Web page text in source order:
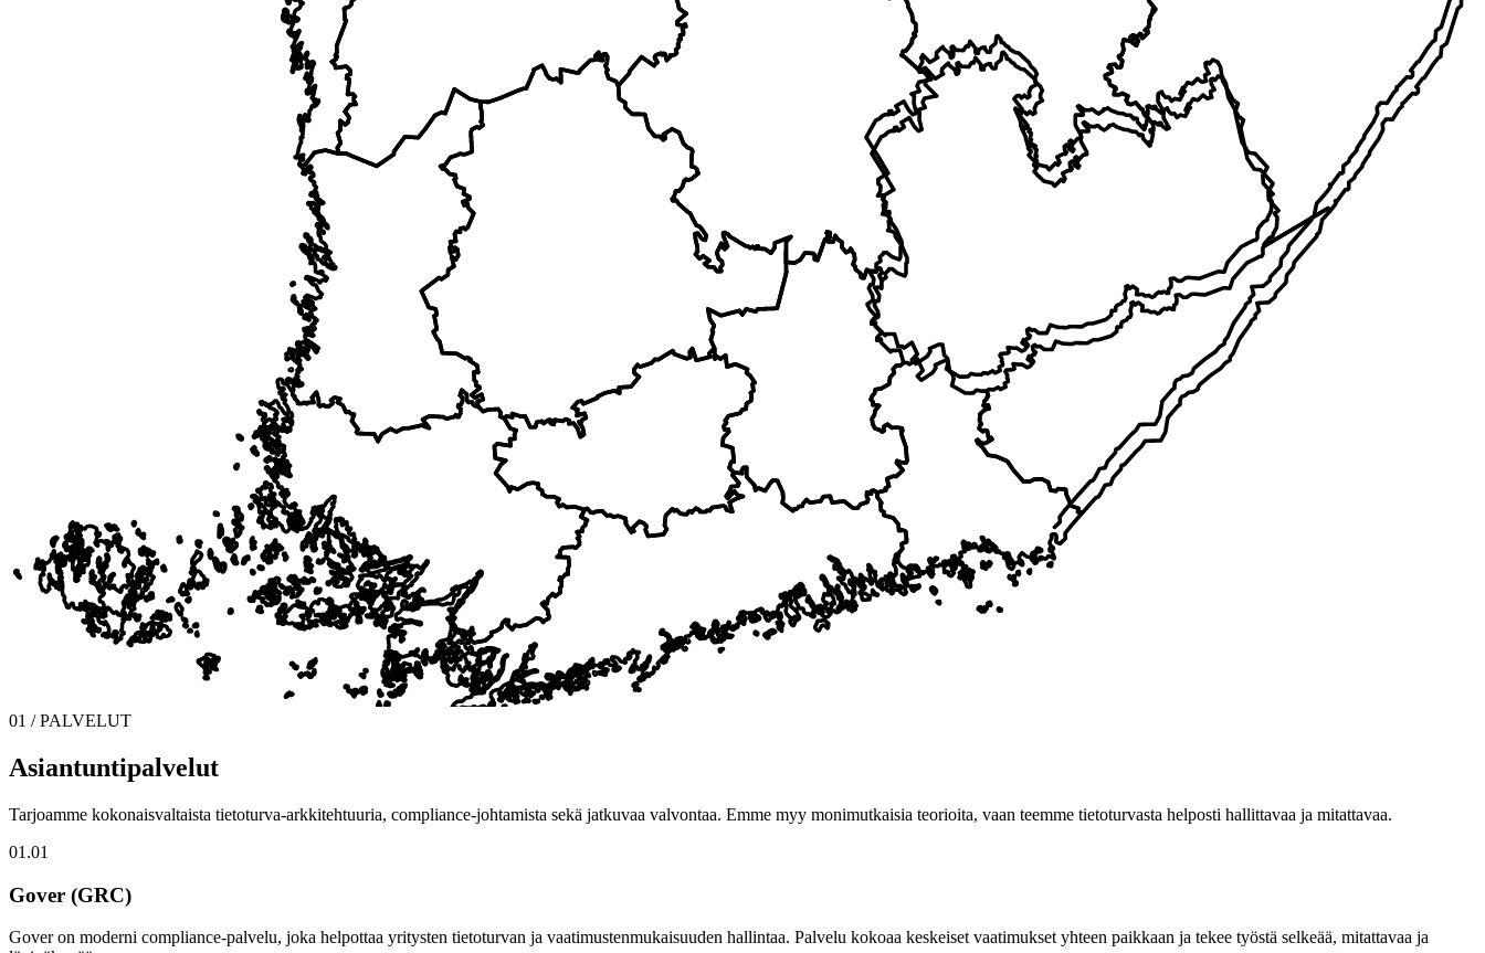
01 / PALVELUT
Asiantuntipalvelut
Tarjoamme kokonaisvaltaista tietoturva-arkkitehtuuria, compliance-johtamista sekä jatkuvaa valvontaa. Emme myy monimutkaisia teorioita, vaan teemme tietoturvasta helposti hallittavaa ja mitattavaa.
01.01
Gover (GRC)
Gover on moderni compliance-palvelu, joka helpottaa yritysten tietoturvan ja vaatimustenmukaisuuden hallintaa. Palvelu kokoaa keskeiset vaatimukset yhteen paikkaan ja tekee työstä selkeää, mitattavaa ja